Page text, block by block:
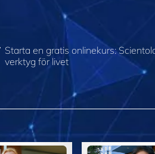
Starta en gratis onlinekurs:
verktyg för livet